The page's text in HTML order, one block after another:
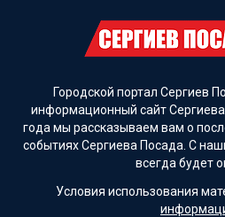
Городской портал Сергиев
информационный сайт
года мы рассказываем вам о
событиях Сергиева Посада. С
всегда будет
Условия использования